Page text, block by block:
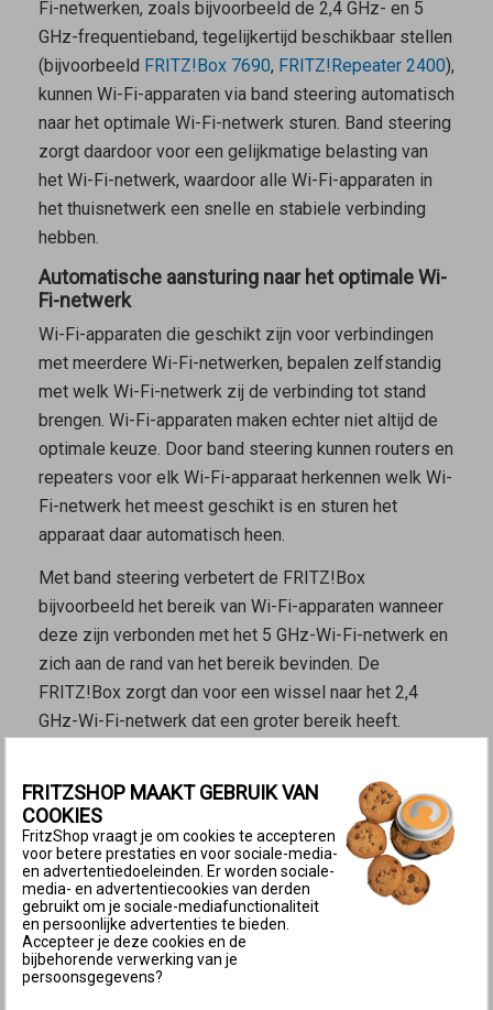
Fi-netwerken, zoals bijvoorbeeld de 2,4 GHz- en 5
GHz-frequentieband, tegelijkertijd beschikbaar stellen
(bijvoorbeeld FRITZ!Box 7690, FRITZ!Repeater 2400),
kunnen Wi-Fi-apparaten via band steering automatisch
naar het optimale Wi-Fi-netwerk sturen. Band steering
zorgt daardoor voor een gelijkmatige belasting van
het Wi-Fi-netwerk, waardoor alle Wi-Fi-apparaten in
het thuisnetwerk een snelle en stabiele verbinding
hebben.
Automatische aansturing naar het optimale Wi-
Fi-netwerk
Wi-Fi-apparaten die geschikt zijn voor verbindingen
met meerdere Wi-Fi-netwerken, bepalen zelfstandig
met welk Wi-Fi-netwerk zij de verbinding tot stand
brengen. Wi-Fi-apparaten maken echter niet altijd de
optimale keuze. Door band steering kunnen routers en
repeaters voor elk Wi-Fi-apparaat herkennen welk Wi-
Fi-netwerk het meest geschikt is en sturen het
apparaat daar automatisch heen.
Met band steering verbetert de FRITZ!Box
bijvoorbeeld het bereik van Wi-Fi-apparaten wanneer
deze zijn verbonden met het 5 GHz-Wi-Fi-netwerk en
zich aan de rand van het bereik bevinden. De
FRITZ!Box zorgt dan voor een wissel naar het 2,4
GHz-Wi-Fi-netwerk dat een groter bereik heeft.
Het 2,4 GHz-Wi-Fi-netwerk heeft een groter bereik,
omdat lage frequenties gemakkelijker kunnen
doordringen in obstakels zoals muren en
waterhoudende of metalen voorwerpen.
Het 5 GHz-Wi-Fi-netwerk heeft in de buurt van een
Wi-Fi-router een hogere snelheid, omdat hier een
breder frequentiespectrum kan worden gebruikt.
FRITZSHOP MAAKT GEBRUIK VAN
COOKIES
FritzShop vraagt je om cookies te accepteren
voor betere prestaties en voor sociale-media-
en advertentiedoeleinden. Er worden sociale-
media- en advertentiecookies van derden
gebruikt om je sociale-mediafunctionaliteit
en persoonlijke advertenties te bieden.
Accepteer je deze cookies en de
bijbehorende verwerking van je
persoonsgegevens?